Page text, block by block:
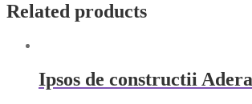
Related products
Ipsos de constructii